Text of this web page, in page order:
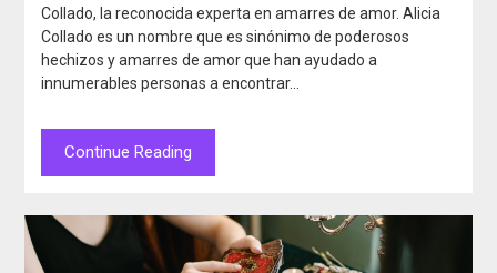
Collado, la reconocida experta en amarres de amor. Alicia
Collado es un nombre que es sinónimo de poderosos
hechizos y amarres de amor que han ayudado a
innumerables personas a encontrar…
Continue Reading